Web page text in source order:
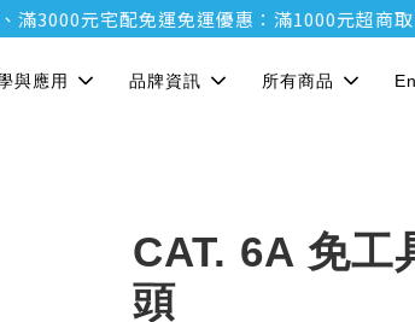
元宅配免運免運優惠：滿1000元超商取貨
與應用 品牌資訊 所有商品
CAT. 6A 免工
頭